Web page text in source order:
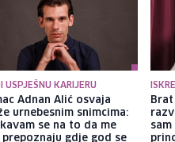
USPJEŠNU KARIJERU
Adnan Alić osvaja
urnebesnim snimcima:
se na to da me
prepoznaju gdje god se